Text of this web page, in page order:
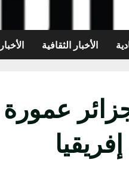
الأخبار الثقافية
عمورة